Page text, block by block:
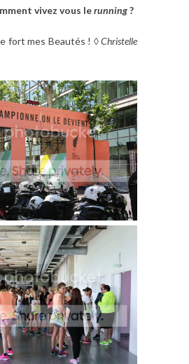
vivez vous lerunning?
fort mes Beautés ! ◊Christelle